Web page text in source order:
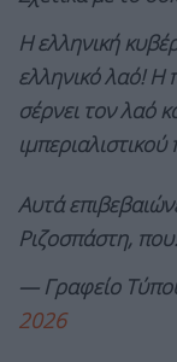
Η ελληνική
ελληνικό λαό! Η
σέρνει τον λαό
Αυτά
Ριζοσπάστη,
— Γραφείο
2026